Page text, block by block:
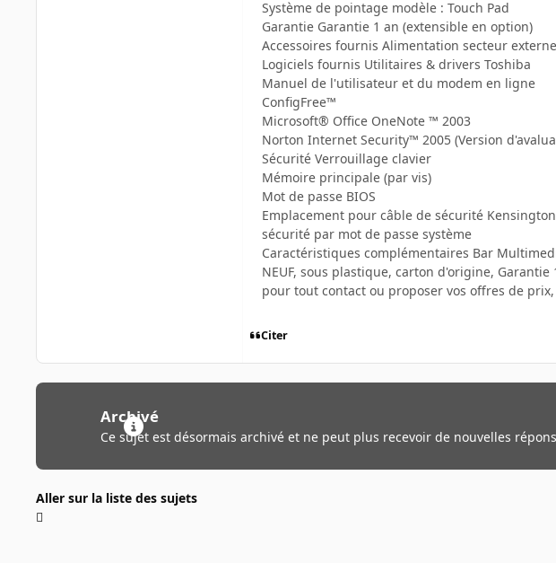
Système de pointage modèle : Touch Pad
Garantie Garantie 1 an (extensible en option)
Accessoires fournis Alimentation secteur externe
Logiciels fournis Utilitaires & drivers Toshiba
Manuel de l'utilisateur et du modem en ligne
ConfigFree™
Microsoft® Office OneNote ™ 2003
Norton Internet Security™ 2005 (Version
Sécurité Verrouillage clavier
Mémoire principale (par vis)
Mot de passe BIOS
Emplacement pour câble de sécurité Kensington
sécurité par mot de passe système
Caractéristiques complémentaires Bar
NEUF, sous plastique, carton d'origine, Garantie
pour tout contact ou proposer vos offres de
Citer
Archivé
Ce sujet est désormais archivé et ne peut plus recevoir de nouvelles
Aller sur la liste des sujets